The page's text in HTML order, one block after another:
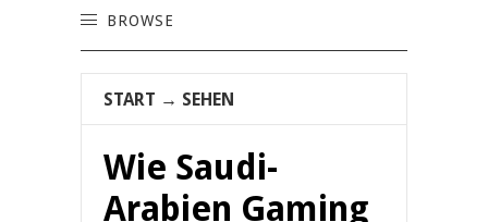
BROWSE
START → SEHEN
Wie Saudi-
Arabien Gaming